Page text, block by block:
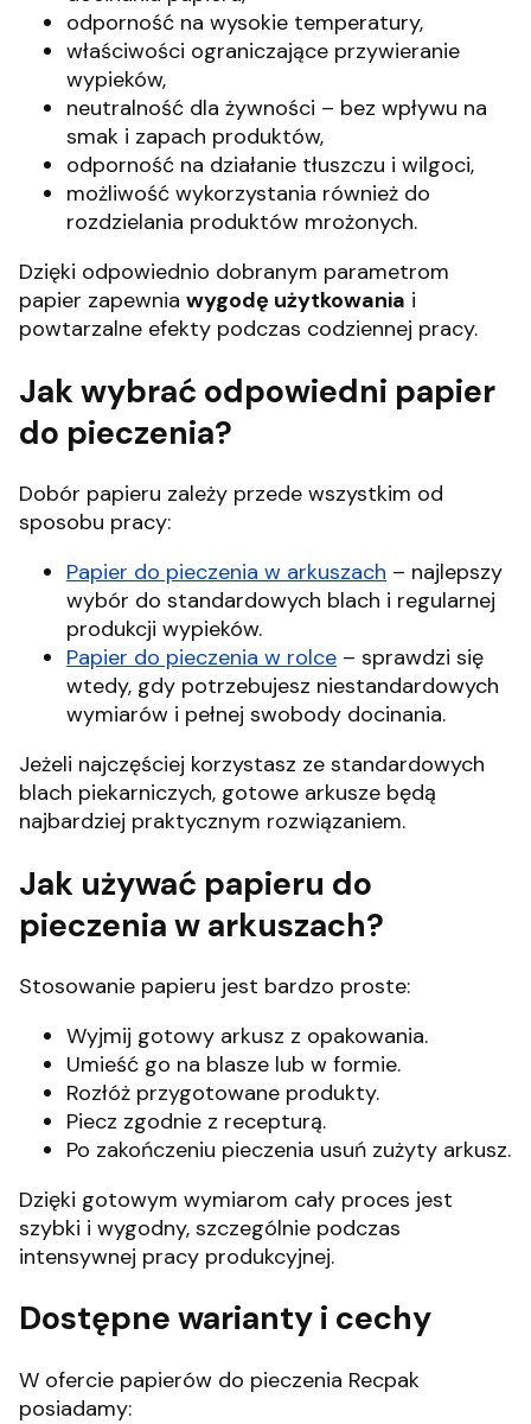
odporność na wysokie temperatury,
właściwości ograniczające przywieranie
wypieków,
neutralność dla żywności – bez wpływu na
smak i zapach produktów,
odporność na działanie tłuszczu i wilgoci,
możliwość wykorzystania również do
rozdzielania produktów mrożonych.
Dzięki odpowiednio dobranym parametrom
papier zapewnia wygodę użytkowania i
powtarzalne efekty podczas codziennej pracy.
Jak wybrać odpowiedni papier
do pieczenia?
Dobór papieru zależy przede wszystkim od
sposobu pracy:
Papier do pieczenia w arkuszach – najlepszy
wybór do standardowych blach i regularnej
produkcji wypieków.
Papier do pieczenia w rolce – sprawdzi się
wtedy, gdy potrzebujesz niestandardowych
wymiarów i pełnej swobody docinania.
Jeżeli najczęściej korzystasz ze standardowych
blach piekarniczych, gotowe arkusze będą
najbardziej praktycznym rozwiązaniem.
Jak używać papieru do
pieczenia w arkuszach?
Stosowanie papieru jest bardzo proste:
Wyjmij gotowy arkusz z opakowania.
Umieść go na blasze lub w formie.
Rozłóż przygotowane produkty.
Piecz zgodnie z recepturą.
Po zakończeniu pieczenia usuń zużyty arkusz.
Dzięki gotowym wymiarom cały proces jest
szybki i wygodny, szczególnie podczas
intensywnej pracy produkcyjnej.
Dostępne warianty i cechy
W ofercie papierów do pieczenia Recpak
posiadamy: